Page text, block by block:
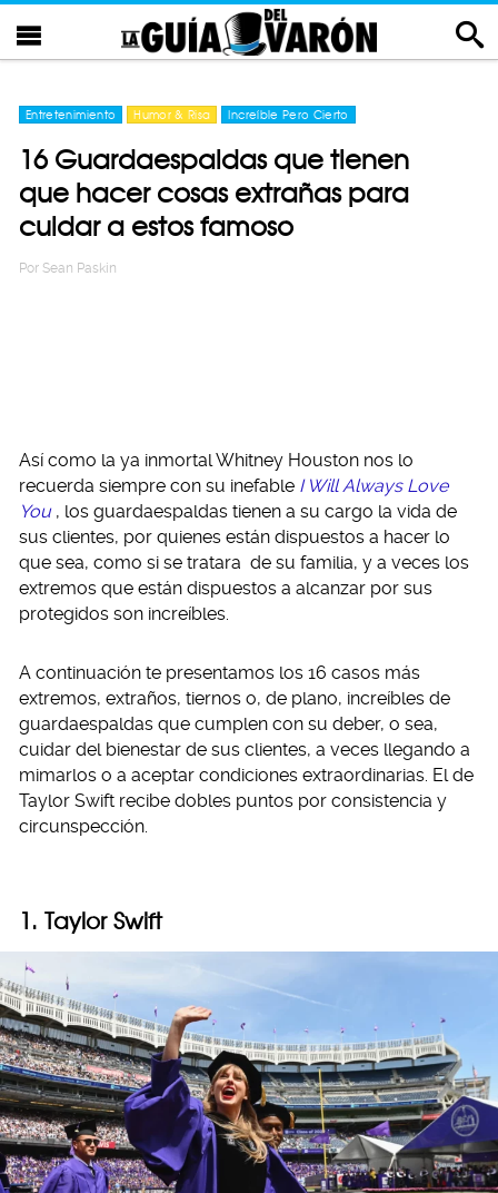
Entretenimiento Humor & Risa Increíble Pero Cierto
16 Guardaespaldas que tienen
que hacer cosas extrañas para
cuidar a estos famoso
Por Sean Paskin
Así como la ya inmortal Whitney Houston nos lo
recuerda siempre con su inefable I Will Always Love
You , los guardaespaldas tienen a su cargo la vida de
sus clientes, por quienes están dispuestos a hacer lo
que sea, como si se tratara de su familia, y a veces los
extremos que están dispuestos a alcanzar por sus
protegidos son increíbles.
A continuación te presentamos los 16 casos más
extremos, extraños, tiernos o, de plano, increíbles de
guardaespaldas que cumplen con su deber, o sea,
cuidar del bienestar de sus clientes, a veces llegando a
mimarlos o a aceptar condiciones extraordinarias. El de
Taylor Swift recibe dobles puntos por consistencia y
circunspección.
1. Taylor Swift